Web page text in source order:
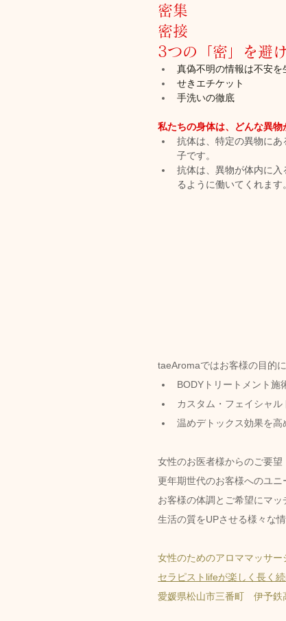
密集
密接
3つの「密」を避
真偽不明の情報は不安を
せきエチケット
手洗いの徹底
私たちの身体は、どんな異物
抗体は、特定の異物に
子です。
抗体は、異物が体内に
るように働いてくれます。
taeAromaではお客様の目的
BODYトリートメント施
カスタム・フェイシャ
温めデトックス効果を高
女性のお医者様からのご要望
更年期世代のお客様へのユニ
お客様の体調とご希望にマ
生活の質をUPさせる様々な
女性のためのアロママッサー
セラピストlifeが楽しく長く
愛媛県松山市三番町　伊予